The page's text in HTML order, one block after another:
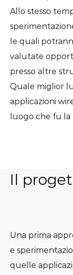
Allo stesso
le quali
valutate
presso altre
Quale miglior
applicazioni
luogo che fu la
Il
Una prima
e
quelle